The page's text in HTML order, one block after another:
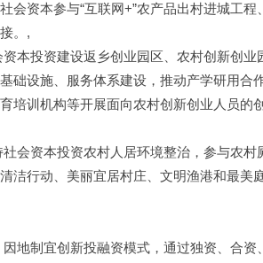
会资本参与“互联网+”农产品出村进城工
。,
本投资建设返乡创业园区、农村创新创
础设施、服务体系建设，推动产学研用合
培训机构等开展面向农村创新创业人员的
会资本投资农村人居环境整治，参与农
洁行动、美丽宜居村庄、文明渔港和最美
地制宜创新投融资模式，通过独资、合